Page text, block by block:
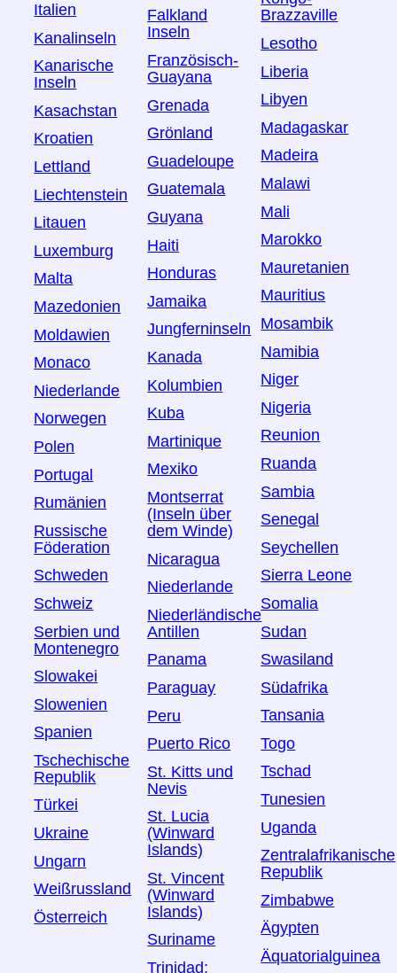
Italien
Kanalinseln
Kanarische
Inseln
Kasachstan
Kroatien
Lettland
Liechtenstein
Litauen
Luxemburg
Malta
Mazedonien
Moldawien
Monaco
Niederlande
Norwegen
Polen
Portugal
Rumänien
Russische
Föderation
Schweden
Schweiz
Serbien und
Montenegro
Slowakei
Slowenien
Spanien
Tschechische
Republik
Türkei
Ukraine
Ungarn
Weißrussland
Österreich
Falkland
Inseln
Französisch-
Guayana
Grenada
Grönland
Guadeloupe
Guatemala
Guyana
Haiti
Honduras
Jamaika
Jungferninseln
Kanada
Kolumbien
Kuba
Martinique
Mexiko
Montserrat
(Inseln über
dem Winde)
Nicaragua
Niederlande
Niederländische
Antillen
Panama
Paraguay
Peru
Puerto Rico
St. Kitts und
Nevis
St. Lucia
(Winward
Islands)
St. Vincent
(Winward
Islands)
Suriname
Trinidad;
Brazzaville
Lesotho
Liberia
Libyen
Madagaskar
Madeira
Malawi
Mali
Marokko
Mauretanien
Mauritius
Mosambik
Namibia
Niger
Nigeria
Reunion
Ruanda
Sambia
Senegal
Seychellen
Sierra Leone
Somalia
Sudan
Swasiland
Südafrika
Tansania
Togo
Tschad
Tunesien
Uganda
Zentralafrikanische
Republik
Zimbabwe
Ägypten
Äquatorialguinea